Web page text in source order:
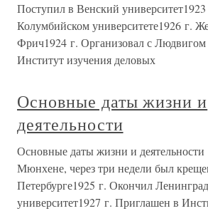
Поступил в Венский
Колумбийском университете1926 г.
Фрич1924 г. Организовал с
Институт изучения деловых
Основные даты жизни и
деятельности
Основные даты жизни и деятельности
Мюнхене, через три недели был
Петербурге1925 г. Окончил
университет1927 г. Приглашен в